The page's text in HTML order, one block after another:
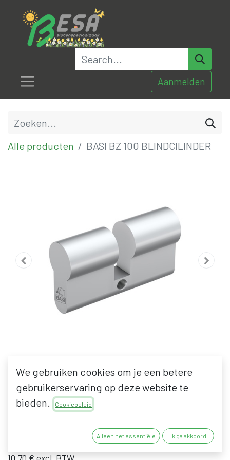
Aanmelden
Alle producten BASI BZ 100 BLINDCILINDER
BASI BZ 100
BLINDCILINDER
We gebruiken cookies om je een betere
gebruikerservaring op deze website te
bieden.
Cookiebeleid
Alleen het essentiële Ik ga akkoord